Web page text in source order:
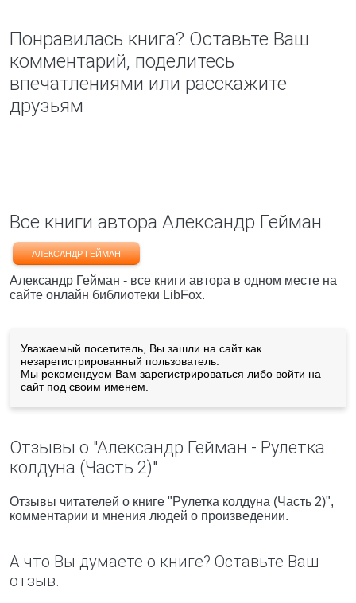
Понравилась книга? Оставьте Ваш
комментарий, поделитесь
впечатлениями или расскажите
друзьям
Все книги автора Александр Гейман
АЛЕКСАНДР ГЕЙМАН
Александр Гейман - все книги автора в одном месте на
сайте онлайн библиотеки LibFox.
Уважаемый посетитель, Вы зашли на сайт как
незарегистрированный пользователь.
Мы рекомендуем Вам зарегистрироваться либо войти на
сайт под своим именем.
Отзывы о "Александр Гейман - Рулетка
колдуна (Часть 2)"
Отзывы читателей о книге "Рулетка колдуна (Часть 2)",
комментарии и мнения людей о произведении.
А что Вы думаете о книге? Оставьте Ваш
отзыв.